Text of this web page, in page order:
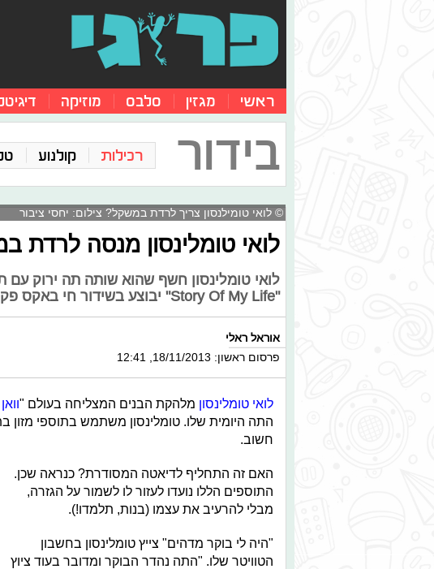
ראשי מגזין סלבס מוזיקה
בידור רכילות קולנוע
© לואי טומילנסון צריך לרדת במשקל? צילום: יחסי ציבור
לואי טומלינסון מנסה לרדת
לואי טומלינסון חשף שהוא שותה תה ירוק עם
"Story Of My Life" יבוצע בשידור חי באקס פקטור האמריקאי. סיכום 1D
אוראל ראלי
פרסום ראשון: 18/11/2013, 12:41
לואי טומלינסון מלהקת הבנים המצליחה בעולם "
התה היומית שלו. טומלינסון משתמש בתוספי מזון
חשוב.
האם זה התחליף לדיאטה המסודרת? כנראה שכן.
התוספים הללו נועדו לעזור לו לשמור על הגזרה,
מבלי להרעיב את עצמו (בנות, תלמדו!).
"היה לי בוקר מדהים" צייץ טומלינסון בחשבון
הטוויטר שלו. "התה נהדר הבוקר ומדובר בעוד ציוץ